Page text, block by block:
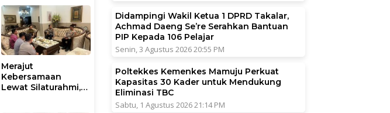
Merajut
Kebersamaan
Lewat Silaturahmi,
Didampingi Wakil Ketua 1 DPRD Takalar,
Achmad Daeng Se’re Serahkan Bantuan
PIP Kepada 106 Pelajar
Senin, 3 Agustus 2026 20:55 PM
Poltekkes Kemenkes Mamuju Perkuat
Kapasitas 30 Kader untuk Mendukung
Eliminasi TBC
Sabtu, 1 Agustus 2026 21:14 PM